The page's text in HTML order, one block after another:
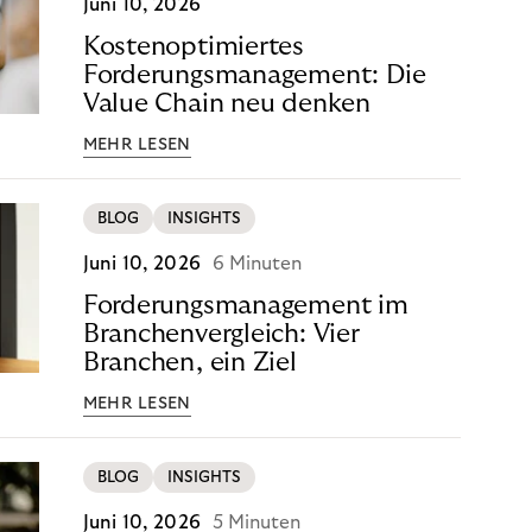
Juni 10, 2026
Kostenoptimiertes
Forderungsmanagement: Die
Value Chain neu denken
MEHR LESEN
BLOG INSIGHTS
Juni 10, 2026 6 Minuten
Forderungsmanagement im
Branchenvergleich: Vier
Branchen, ein Ziel
MEHR LESEN
BLOG INSIGHTS
Juni 10, 2026 5 Minuten